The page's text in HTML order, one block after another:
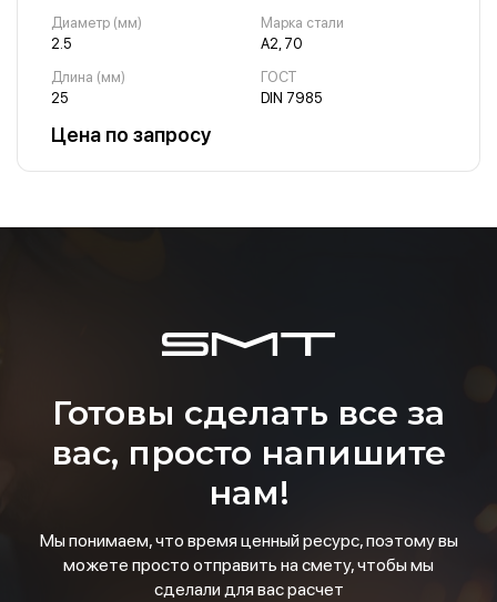
Диаметр (мм)
2.5
Марка стали
А2, 70
Длина (мм)
25
ГОСТ
DIN 7985
Цена по запросу
Готовы сделать все за
вас, просто напишите
нам!
Мы понимаем, что время ценный ресурс, поэтому вы
можете просто отправить на смету, чтобы мы
сделали для вас расчет